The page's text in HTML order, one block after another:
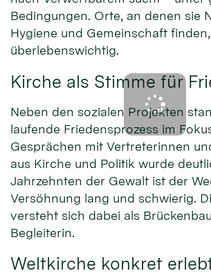
Bedingungen. Orte, an denen sie
Hygiene und Gemeinschaft
überlebenswichtig.
Kirche als Stimme für
Neben den sozialen Projekten
laufende Friedensprozess im
Gesprächen mit Vertreterinnen
aus Kirche und Politik wurde
Jahrzehnten der Gewalt ist der
Versöhnung lang und schwierig.
versteht sich dabei als
Begleiterin.
Weltkirche konkret